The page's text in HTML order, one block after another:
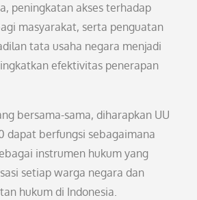
peningkatan akses terhadap
masyarakat, serta penguatan
tata usaha negara menjadi
efektivitas penerapan
bersama-sama, diharapkan UU
dapat berfungsi sebagaimana
instrumen hukum yang
setiap warga negara dan
hukum di Indonesia.